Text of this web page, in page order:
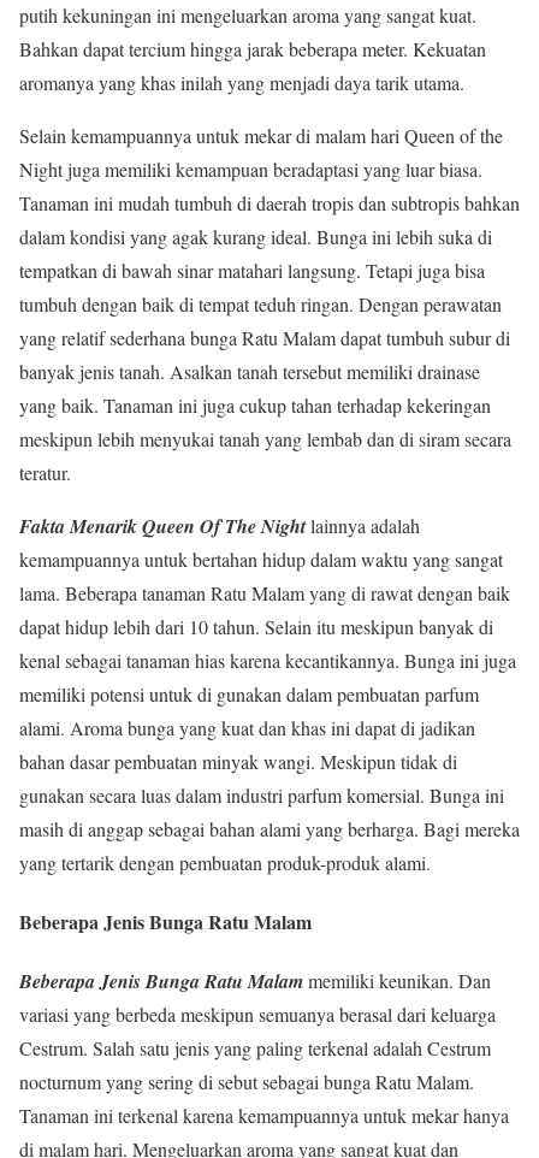
putih kekuningan ini mengeluarkan aroma yang sangat kuat.
Bahkan dapat tercium hingga jarak beberapa meter. Kekuatan
aromanya yang khas inilah yang menjadi daya tarik utama.
Selain kemampuannya untuk mekar di malam hari Queen of the
Night juga memiliki kemampuan beradaptasi yang luar biasa.
Tanaman ini mudah tumbuh di daerah tropis dan subtropis bahkan
dalam kondisi yang agak kurang ideal. Bunga ini lebih suka di
tempatkan di bawah sinar matahari langsung. Tetapi juga bisa
tumbuh dengan baik di tempat teduh ringan. Dengan perawatan
yang relatif sederhana bunga Ratu Malam dapat tumbuh subur di
banyak jenis tanah. Asalkan tanah tersebut memiliki drainase
yang baik. Tanaman ini juga cukup tahan terhadap kekeringan
meskipun lebih menyukai tanah yang lembab dan di siram secara
teratur.
Fakta Menarik Queen Of The Nightlainnya adalah
kemampuannya untuk bertahan hidup dalam waktu yang sangat
lama. Beberapa tanaman Ratu Malam yang di rawat dengan baik
dapat hidup lebih dari 10 tahun. Selain itu meskipun banyak di
kenal sebagai tanaman hias karena kecantikannya. Bunga ini juga
memiliki potensi untuk di gunakan dalam pembuatan parfum
alami. Aroma bunga yang kuat dan khas ini dapat di jadikan
bahan dasar pembuatan minyak wangi. Meskipun tidak di
gunakan secara luas dalam industri parfum komersial. Bunga ini
masih di anggap sebagai bahan alami yang berharga. Bagi mereka
yang tertarik dengan pembuatan produk-produk alami.
Beberapa Jenis Bunga Ratu Malam
Beberapa Jenis Bunga Ratu Malammemiliki keunikan. Dan
variasi yang berbeda meskipun semuanya berasal dari keluarga
Cestrum. Salah satu jenis yang paling terkenal adalah Cestrum
nocturnum yang sering di sebut sebagai bunga Ratu Malam.
Tanaman ini terkenal karena kemampuannya untuk mekar hanya
di malam hari. Mengeluarkan aroma yang sangat kuat dan